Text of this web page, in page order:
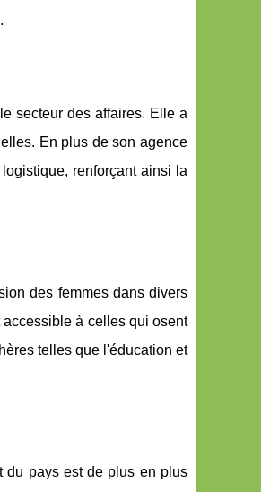
secteur des affaires. Elle a
En plus de son agence
renforçant ainsi la
des femmes dans divers
à celles qui osent
telles que l'éducation et
du pays est de plus en plus